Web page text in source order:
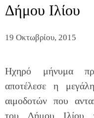
Δήμου Ιλίου
19 Οκτωβρίου, 2015
Ηχηρό μήνυμα
αποτέλεσε η
αιμοδοτών που
του Δήμου Ιλίου